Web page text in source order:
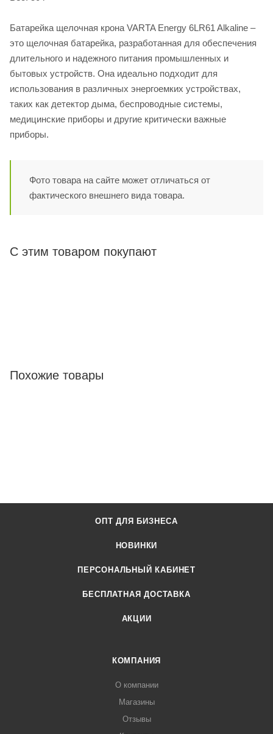
Батарейка щелочная крона VARTA Energy 6LR61 Alkaline –
это щелочная батарейка, разработанная для обеспечения
длительного и надежного питания промышленных и
бытовых устройств. Она идеально подходит для
использования в различных энергоемких устройствах,
таких как детектор дыма, беспроводные системы,
медицинские приборы и другие критически важные
приборы.
Фото товара на сайте может отличаться от
фактического внешнего вида товара.
С этим товаром покупают
Похожие товары
ОПТ ДЛЯ БИЗНЕСА
НОВИНКИ
ПЕРСОНАЛЬНЫЙ КАБИНЕТ
БЕСПЛАТНАЯ ДОСТАВКА
АКЦИИ
КОМПАНИЯ
О компании
Магазины
Отзывы